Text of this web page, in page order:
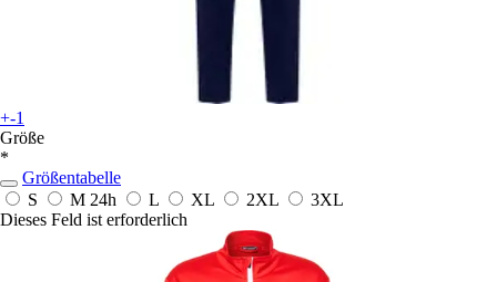
+-1
Größe
*
Größentabelle
S
M 24h L XL 2XL
3XL
Dieses Feld ist erforderlich